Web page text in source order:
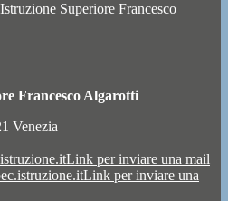
Superiore Francesco
Francesco Algarotti
Venezia
Link per inviare una mail
Link per inviare una